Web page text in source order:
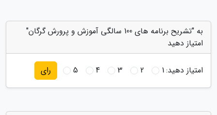
به "تشریح برنامه های 100 سالگی آموزش و پرورش گرگان"
امتیاز دهید
امتیاز دهید:1
2
3
4
5 رای